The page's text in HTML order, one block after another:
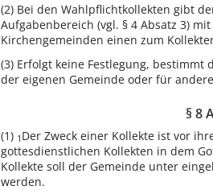
(2) Bei den Wahlpflichtkollekten gibt
Aufgabenbereich (vgl. § 4 Absatz 3)
Kirchengemeinden einen zum
(3) Erfolgt keine Festlegung, bestimmt
der eigenen Gemeinde oder für
§ 8
(1) 1 Der Zweck einer Kollekte ist vor
gottesdienstlichen Kollekten in dem
Kollekte soll der Gemeinde unter
werden.